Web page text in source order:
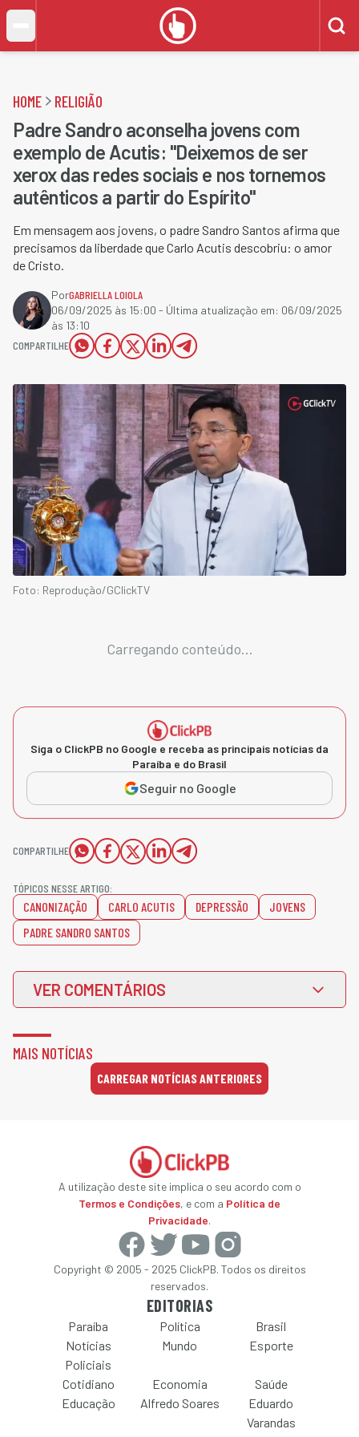
HOME RELIGIÃO
Padre Sandro aconselha jovens com
exemplo de Acutis: "Deixemos de ser
xerox das redes sociais e nos tornemos
autênticos a partir do Espírito"
Em mensagem aos jovens, o padre Sandro Santos afirma que
precisamos da liberdade que Carlo Acutis descobriu: o amor
de Cristo.
PorGABRIELLA LOIOLA
06/09/2025 às 15:00 - Última atualização em: 06/09/2025
às 13:10
COMPARTILHE
Foto: Reprodução/GClickTV
Carregando conteúdo...
Siga o ClickPB no Google e receba as principais notícias da
Paraíba e do Brasil
Seguir no Google
COMPARTILHE
TÓPICOS NESSE ARTIGO:
CANONIZAÇÃO CARLO ACUTIS DEPRESSÃO
JOVENS
PADRE SANDRO SANTOS
VER COMENTÁRIOS
MAIS NOTÍCIAS
CARREGAR NOTÍCIAS ANTERIORES
A utilização deste site implica o seu acordo com o
Termos e Condições, e com a Política de
Privacidade.
Copyright © 2005 - 2025 ClickPB. Todos os direitos
reservados.
EDITORIAS
Paraíba Política
Brasil
Notícias
Policiais
Mundo Esporte
Cotidiano Economia
Saúde
Educação
Alfredo Soares
Eduardo
Varandas